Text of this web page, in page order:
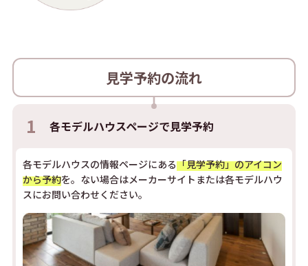
見学予約の流れ
1 各モデルハウスページで見学予約
各モデルハウスの情報ページにある「見学予約」のアイコン
から予約を。ない場合はメーカーサイトまたは各モデルハウ
スにお問い合わせください。